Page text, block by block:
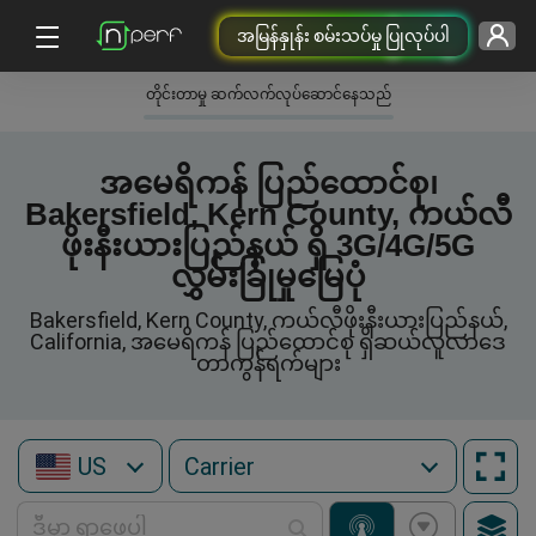
အမြန်နှုန်း စမ်းသပ်မှု ပြုလုပ်ပါ
တိုင်းတာမှု ဆက်လက်လုပ်ဆောင်နေသည်
အမေရိကန် ပြည်ထောင်စု၊
Bakersfield, Kern County, ကယ်လီ
ဖိုးနီးယားပြည်နယ် ရှိ 3G/4G/5G
လွှမ်းခြုံမှုမြေပုံ
Bakersfield, Kern County, ကယ်လီဖိုးနီးယားပြည်နယ်,
California, အမေရိကန် ပြည်ထောင်စု ရှိဆယ်လူလာဒေ
တာကွန်ရက်များ
US